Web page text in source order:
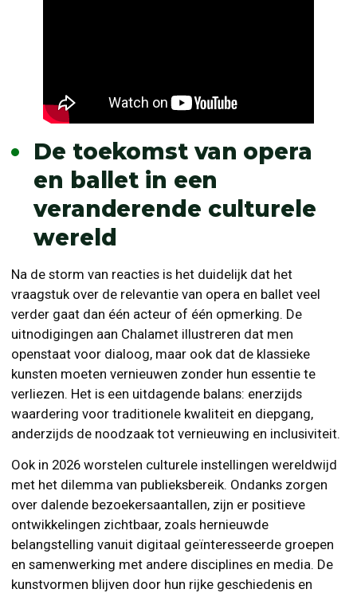
De toekomst van opera
en ballet in een
veranderende culturele
wereld
Na de storm van reacties is het duidelijk dat het
vraagstuk over de relevantie van opera en ballet veel
verder gaat dan één acteur of één opmerking. De
uitnodigingen aan Chalamet illustreren dat men
openstaat voor dialoog, maar ook dat de klassieke
kunsten moeten vernieuwen zonder hun essentie te
verliezen. Het is een uitdagende balans: enerzijds
waardering voor traditionele kwaliteit en diepgang,
anderzijds de noodzaak tot vernieuwing en inclusiviteit.
Ook in 2026 worstelen culturele instellingen wereldwijd
met het dilemma van publieksbereik. Ondanks zorgen
over dalende bezoekersaantallen, zijn er positieve
ontwikkelingen zichtbaar, zoals hernieuwde
belangstelling vanuit digitaal geïnteresseerde groepen
en samenwerking met andere disciplines en media. De
kunstvormen blijven door hun rijke geschiedenis en